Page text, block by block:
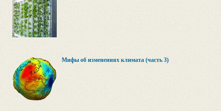
Мифы об изменениях климата (часть 3)